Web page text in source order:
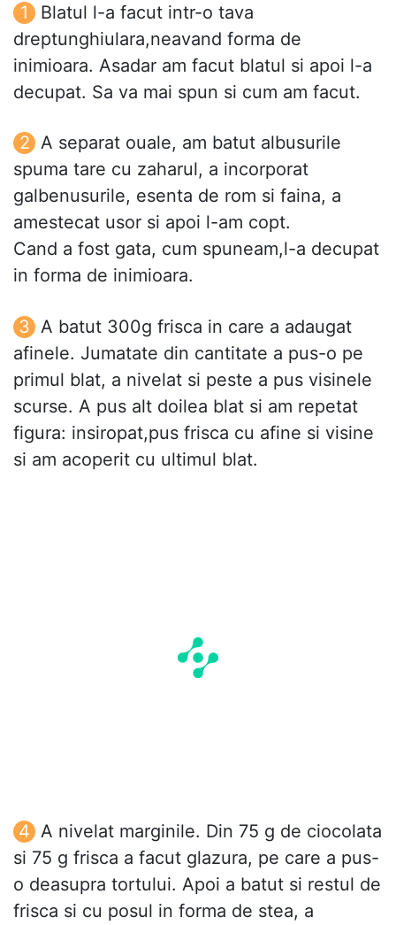
Blatul l-a facut intr-o tava
dreptunghiulara,neavand forma de
inimioara. Asadar am facut blatul si apoi l-a
decupat. Sa va mai spun si cum am facut.
A separat ouale, am batut albusurile
spuma tare cu zaharul, a incorporat
galbenusurile, esenta de rom si faina, a
amestecat usor si apoi l-am copt.
Cand a fost gata, cum spuneam,l-a decupat
in forma de inimioara.
A batut 300g frisca in care a adaugat
afinele. Jumatate din cantitate a pus-o pe
primul blat, a nivelat si peste a pus visinele
scurse. A pus alt doilea blat si am repetat
figura: insiropat,pus frisca cu afine si visine
si am acoperit cu ultimul blat.
A nivelat marginile. Din 75 g de ciocolata
si 75 g frisca a facut glazura, pe care a pus-
o deasupra tortului. Apoi a batut si restul de
frisca si cu posul in forma de stea, a